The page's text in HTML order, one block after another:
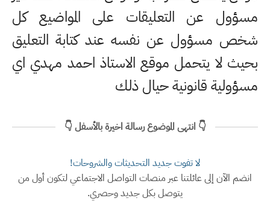
مسؤول عن التعليقات على المواضيع كل
شخص مسؤول عن نفسه عند كتابة التعليق
بحيث لا يتحمل موقع الاستاذ احمد مهدي اي
مسؤولية قانونية حيال ذلك
👇 انتهى الموضوع رسالة اخيرة بالأسفل 👇
لا تفوت جديد التحديثات والشروحات!
انضم الآن إلى عائلتنا عبر منصات التواصل الاجتماعي لتكون أول من
يتوصل بكل جديد وحصري.